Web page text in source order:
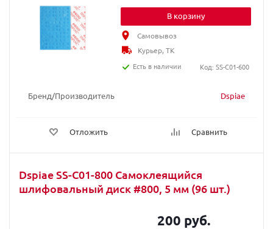
Бренд/Производитель Dspiae
Отложить Сравнить
В корзину
Самовывоз
Курьер, ТК
Есть в наличии
Код: SS-C01-600
Dspiae SS-C01-800 Самоклеящийся
шлифовальный диск #800, 5 мм (96 шт.)
200 руб.